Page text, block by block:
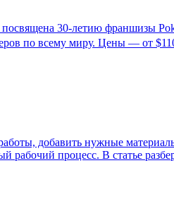
посвящена 30-летию франшизы
по всему миру. Цены — от
добавить нужные материалы
процесс. В статье